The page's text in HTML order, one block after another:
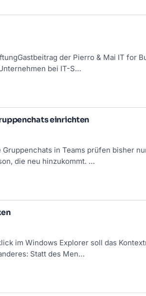
der Pierro & Mai IT for
bei IT-S…
einrichten
in Teams prüfen bisher
die neu hinzukommt. …
im Windows Explorer soll das
Statt des Men…